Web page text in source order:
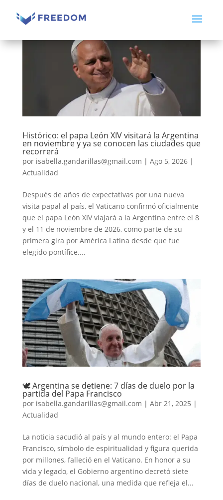
Histórico: el papa León XIV visitará la Argentina
en noviembre y ya se conocen las ciudades que
recorrerá
por isabella.gandarillas@gmail.com | Ago 5, 2026|
Actualidad
Después de años de expectativas por una nueva
visita papal al país, el Vaticano confirmó oficialmente
que el papa León XIV viajará a la Argentina entre el 8
y el 11 de noviembre de 2026, como parte de su
primera gira por América Latina desde que fue
elegido pontífice....
🕊 Argentina se detiene: 7 días de duelo por la
partida del Papa Francisco
por isabella.gandarillas@gmail.com | Abr 21, 2025 |
Actualidad
La noticia sacudió al país y al mundo entero: el Papa
Francisco, símbolo de espiritualidad y figura querida
por millones, falleció en el Vaticano. En honor a su
vida y legado, el Gobierno argentino decretó siete
días de duelo nacional, una medida que refleja el...